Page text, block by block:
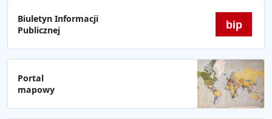
Biuletyn Informacji
Publicznej
bip
Portal
mapowy